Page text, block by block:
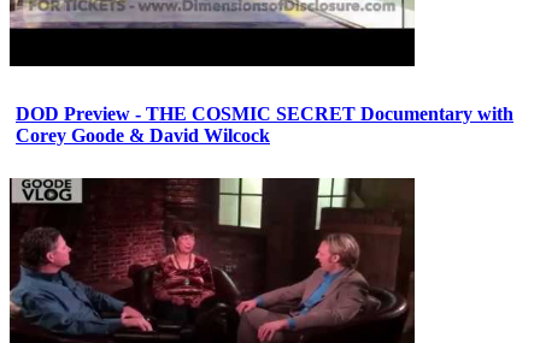
DOD Preview - THE COSMIC SECRET Documentary with
Corey Goode & David Wilcock